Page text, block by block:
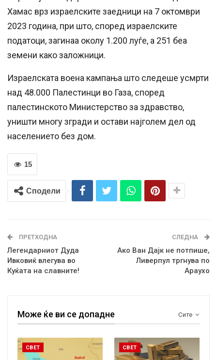
Хамас врз израелските заедници на 7 октомври
2023 година, при што, според израелските
податоци, загинаа околу 1.200 луѓе, а 251 беа
земени како заложници.
Израелската воена кампања што следеше усмрти
над 48.000 Палестинци во Газа, според
палестинското Министерство за здравство,
уништи многу згради и остави најголем дел од
населението без дом.
15
Сподели
ПРЕТХОДНА
Легендарниот Дуда
Ивковиќ влегува во
Куќата на славните!
СЛЕДНА
Ако Ван Дајк не потпише,
Ливерпул тргнува по
Араухо
Сите
Може ќе ви се допадне
СВЕТ СВЕТ